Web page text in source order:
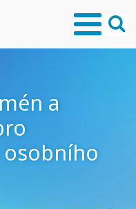
a
osobního